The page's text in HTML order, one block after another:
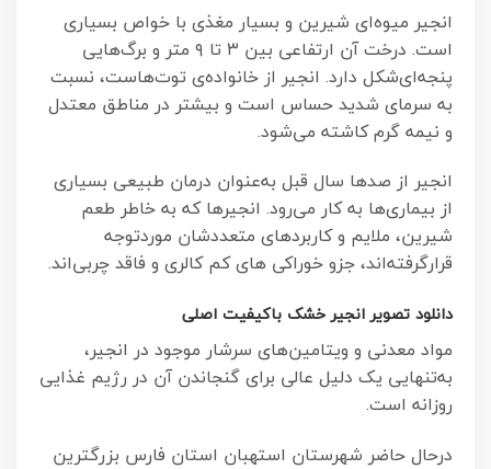
انجیر میوه‌ای شیرین و بسیار مغذی با خواص بسیاری
است. درخت آن ارتفاعی بین ۳ تا ۹ متر و برگ‌هایی
پنجه‌ای‌شکل دارد. انجیر از خانواده‌ی توت‌هاست، نسبت
به سرمای شدید حساس است و بیشتر در مناطق معتدل
و نیمه گرم کاشته می‌شود.
انجیر از صدها سال قبل به‌عنوان درمان طبیعی بسیاری
از بیماری‌ها به کار می‌رود. انجیرها که به خاطر طعم
شیرین، ملایم و کاربردهای متعددشان موردتوجه
قرارگرفته‌اند، جزو خوراکی های کم کالری و فاقد چربی‌اند.
دانلود تصویر انجیر خشک باکیفیت اصلی
مواد معدنی و ویتامین‌های سرشار موجود در انجیر،
به‌تنهایی یک دلیل عالی برای گنجاندن آن در رژیم غذایی
روزانه‌ است.
درحال حاضر شهرستان استهبان استان فارس بزرگترین